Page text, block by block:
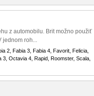
z automobilu. Brit možno použiť
jednom roh...
2, Fabia 3, Fabia 4, Favorit, Felicia,
Octavia 4, Rapid, Roomster, Scala,